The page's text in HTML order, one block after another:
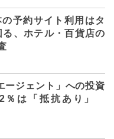
予約サイト利用はタ
、ホテル・百貨店の
ージェント」への投資
％は「抵抗あり」